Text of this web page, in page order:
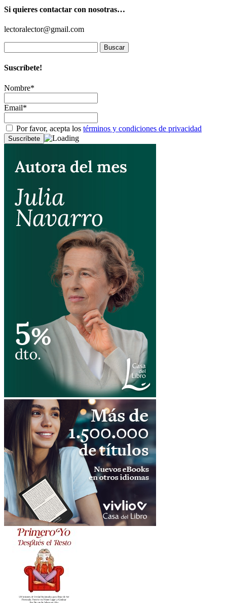
Si quieres contactar con nosotras…
lectoralector@gmail.com
Suscríbete!
Nombre*
Email*
Por favor, acepta los términos y condiciones de privacidad